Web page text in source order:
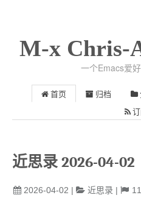
M-x Chris-
一个Emacs爱
首页 归档
订
近思录 2026-04-02
2026-04-02 | 近思录 |